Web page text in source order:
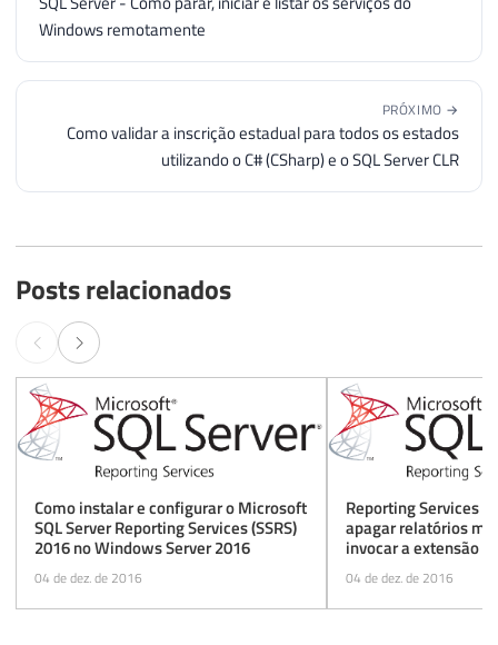
Windows remotamente
PRÓXIMO →
Como validar a inscrição estadual para todos os estados
utilizando o C# (CSharp) e o SQL Server CLR
Posts relacionados
Como instalar e configurar o Microsoft
SQL Server Reporting Services (SSRS)
2016 no Windows Server 2016
04 de dez. de 2016
Reporting Services
apagar relatórios
invocar a extensão
04 de dez. de 2016